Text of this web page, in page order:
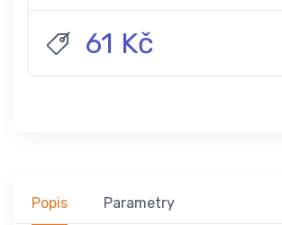
61 Kč
Popis Parametry